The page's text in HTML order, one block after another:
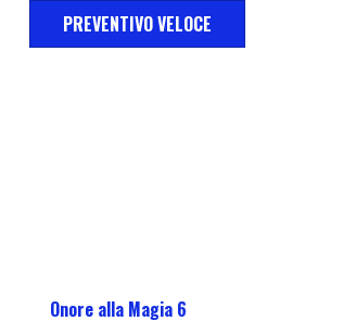
PREVENTIVO VELOCE
Onore alla Magia 6